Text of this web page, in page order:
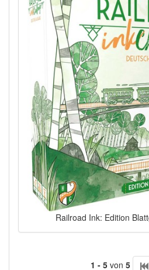
Railroad Ink: Edition
1 - 5 von 5